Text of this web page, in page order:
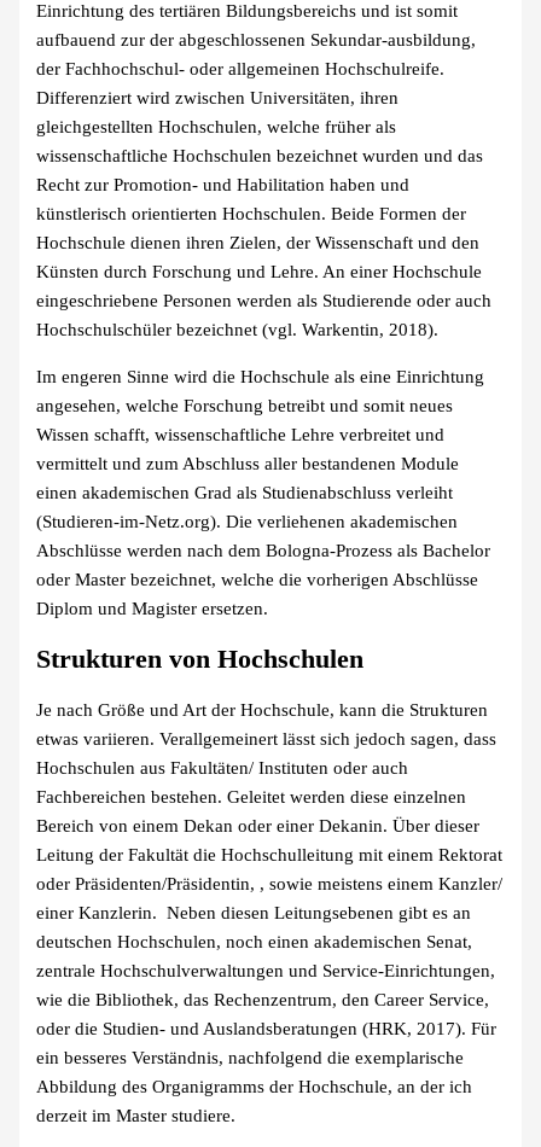
Einrichtung des tertiären Bildungsbereichs und ist somit
aufbauend zur der abgeschlossenen Sekundar-ausbildung,
der Fachhochschul- oder allgemeinen Hochschulreife.
Differenziert wird zwischen Universitäten, ihren
gleichgestellten Hochschulen, welche früher als
wissenschaftliche Hochschulen bezeichnet wurden und das
Recht zur Promotion- und Habilitation haben und
künstlerisch orientierten Hochschulen. Beide Formen der
Hochschule dienen ihren Zielen, der Wissenschaft und den
Künsten durch Forschung und Lehre. An einer Hochschule
eingeschriebene Personen werden als Studierende oder auch
Hochschulschüler bezeichnet (vgl. Warkentin, 2018).
Im engeren Sinne wird die Hochschule als eine Einrichtung
angesehen, welche Forschung betreibt und somit neues
Wissen schafft, wissenschaftliche Lehre verbreitet und
vermittelt und zum Abschluss aller bestandenen Module
einen akademischen Grad als Studienabschluss verleiht
(Studieren-im-Netz.org). Die verliehenen akademischen
Abschlüsse werden nach dem Bologna-Prozess als Bachelor
oder Master bezeichnet, welche die vorherigen Abschlüsse
Diplom und Magister ersetzen.
Strukturen von Hochschulen
Je nach Größe und Art der Hochschule, kann die Strukturen
etwas variieren. Verallgemeinert lässt sich jedoch sagen, dass
Hochschulen aus Fakultäten/ Instituten oder auch
Fachbereichen bestehen. Geleitet werden diese einzelnen
Bereich von einem Dekan oder einer Dekanin. Über dieser
Leitung der Fakultät die Hochschulleitung mit einem Rektorat
oder Präsidenten/Präsidentin, , sowie meistens einem Kanzler/
einer Kanzlerin. Neben diesen Leitungsebenen gibt es an
deutschen Hochschulen, noch einen akademischen Senat,
zentrale Hochschulverwaltungen und Service-Einrichtungen,
wie die Bibliothek, das Rechenzentrum, den Career Service,
oder die Studien- und Auslandsberatungen (HRK, 2017). Für
ein besseres Verständnis, nachfolgend die exemplarische
Abbildung des Organigramms der Hochschule, an der ich
derzeit im Master studiere.